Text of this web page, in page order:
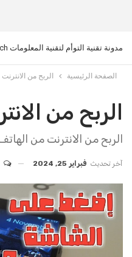
مدونة تقنية التوأم لتقنية المعلومات TwiinTech
الصفحة الرئيسية الربح من الانترنت
الربح من
الربح من الانترنت من
آخر تحديث فبراير 25, 2024